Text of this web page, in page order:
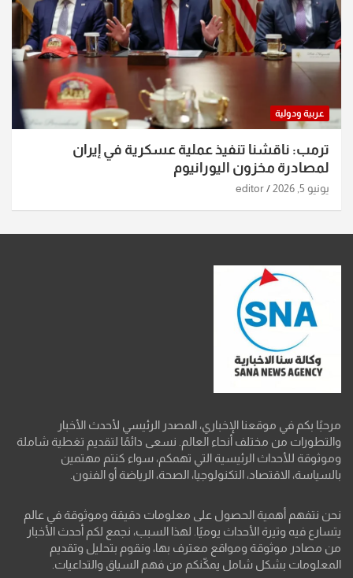
عربية ودولية
ترمب: ناقشنا تنفيذ عملية عسكرية في إيران
لمصادرة مخزون اليورانيوم
يونيو 5, 2026 editor
مرحبًا بكم في موقعنا الإخباري، المصدر الرئيسي لأحدث الأخبار
والتطورات من مختلف أنحاء العالم. نسعى دائمًا لتقديم تغطية شاملة
وموثوقة للأحداث الرئيسية التي تهمكم، سواء كنتم مهتمين
بالسياسة، الاقتصاد، التكنولوجيا، الصحة، الرياضة أو الفنون.
نحن نتفهم أهمية الحصول على معلومات دقيقة وموثوقة في عالم
يتسارع فيه وتيرة الأحداث يوميًا. لهذا السبب، نجمع لكم أحدث الأخبار
من مصادر موثوقة ومواقع معترف بها، ونقوم بتحليل وتقديم
المعلومات بشكل شامل يمكّنكم من فهم السياق والتداعيات.